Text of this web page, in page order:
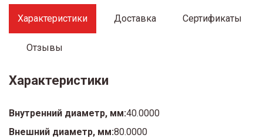
Характеристики Доставка Сертификаты
Отзывы
Характеристики
Внутренний диаметр, мм:40.0000
Внешний диаметр, мм:80.0000